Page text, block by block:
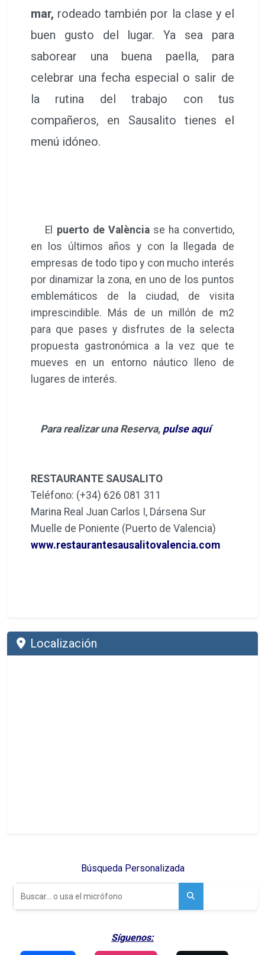
mar, rodeado también por la clase y el
buen gusto del lugar. Ya sea para
saborear una buena paella, para
celebrar una fecha especial o salir de
la rutina del trabajo con tus
compañeros, en Sausalito tienes el
menú idóneo.
El puerto de Valènciase ha convertido,
en los últimos años y con la llegada de
empresas de todo tipo y con mucho interés
por dinamizar la zona, en uno de los puntos
emblemáticos de la ciudad, de visita
imprescindible. Más de un millón de m2
para que pases y disfrutes de la selecta
propuesta gastronómica a la vez que te
mueves en un entorno náutico lleno de
lugares de interés.
Para realizar una Reserva, pulse aquí
RESTAURANTE SAUSALITO
Teléfono: (+34) 626 081 311
Marina Real Juan Carlos I, Dársena Sur
Muelle de Poniente (Puerto de Valencia)
www.restaurantesausalitovalencia.com
Localización
Búsqueda Personalizada
Síguenos: